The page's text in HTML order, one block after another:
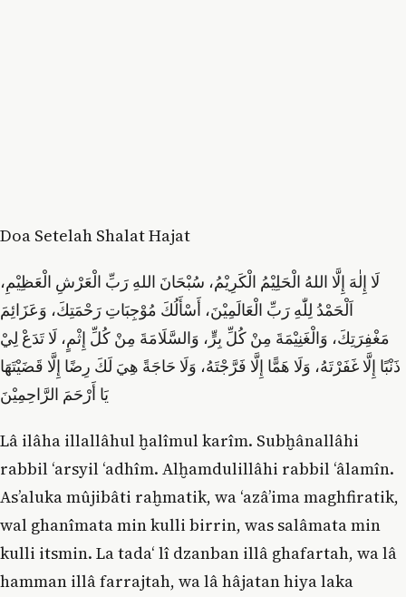
Doa Setelah Shalat Hajat
لَا إِلٰهَ إِلَّا اللهُ الْحَلِيْمُ الْكَرِيْمُ، سُبْحَانَ اللهِ رَبِّ الْعَرْشِ الْعَظِيْمِ،
اَلْحَمْدُ لِلّٰهِ رَبِّ الْعَالَمِيْنَ، أَسْأَلُكَ مُوْجِبَاتِ رَحْمَتِكَ، وَعَزَائِمَ
مَغْفِرَتِكَ، وَالْغَنِيْمَةَ مِنْ كُلِّ بِرٍّ، وَالسَّلَامَةَ مِنْ كُلِّ إِثْمٍ، لَا تَدَعْ لِيْ
ذَنْبًا إِلَّا غَفَرْتَهُ، وَلَا هَمًّا إِلَّا فَرَّجْتَهُ، وَلَا حَاجَةً هِيَ لَكَ رِضًا إِلَّا قَضَيْتَهَا
يَا أَرْحَمَ الرَّاحِمِيْنَ
Lâ ilâha illallâhul ḫalîmul karîm. Subḫânallâhi
rabbil ‘arsyil ‘adhîm. Alḫamdulillâhi rabbil ‘âlamîn.
As’aluka mûjibâti raḫmatik, wa ‘azâ’ima maghfiratik,
wal ghanîmata min kulli birrin, was salâmata min
kulli itsmin. La tada‘ lî dzanban illâ ghafartah, wa lâ
hamman illâ farrajtah, wa lâ hâjatan hiya laka